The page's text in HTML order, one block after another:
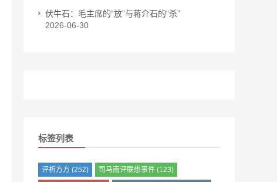
伏牛石：毛主席的“放”与蒋介石的“杀”
2026-06-30
标签列表
评析方方 (252) 司马南评联想事件 (123)